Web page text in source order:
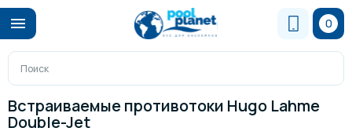
0
Встраиваемые противотоки Hugo Lahme
Double-Jet